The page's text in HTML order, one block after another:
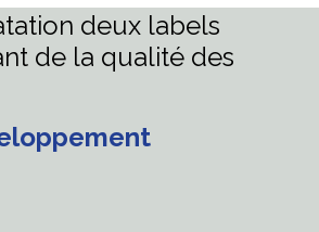
deux labels
de la qualité des